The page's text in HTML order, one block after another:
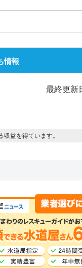
情報
最終更新
益を得ています。